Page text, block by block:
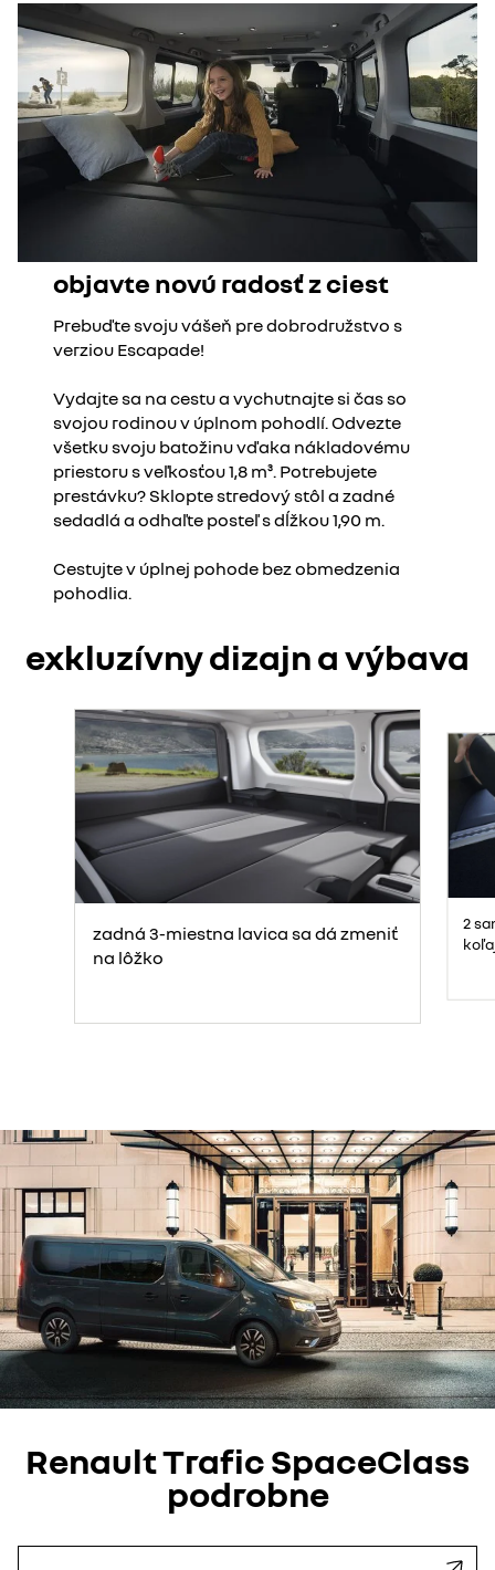
objavte novú radosť z ciest
Prebuďte svoju vášeň pre dobrodružstvo s
verziou Escapade!
Vydajte sa na cestu a vychutnajte si čas so
svojou rodinou v úplnom pohodlí. Odvezte
všetku svoju batožinu vďaka nákladovému
priestoru s veľkosťou 1,8 m³. Potrebujete
prestávku? Sklopte stredový stôl a zadné
sedadlá a odhaľte posteľ s dĺžkou 1,90 m.
Cestujte v úplnej pohode bez obmedzenia
pohodlia.
exkluzívny dizajn a výbava
zadná 3-miestna lavica sa dá zmeniť
na lôžko
2
Renault Trafic SpaceClass
podrobne